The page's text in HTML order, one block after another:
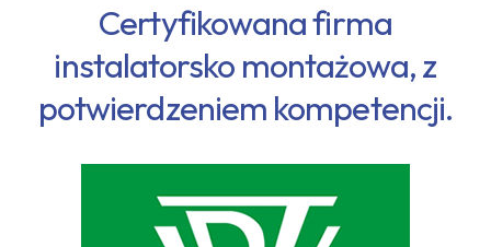
Certyfikowana firma
instalatorsko montażowa, z
potwierdzeniem kompetencji.